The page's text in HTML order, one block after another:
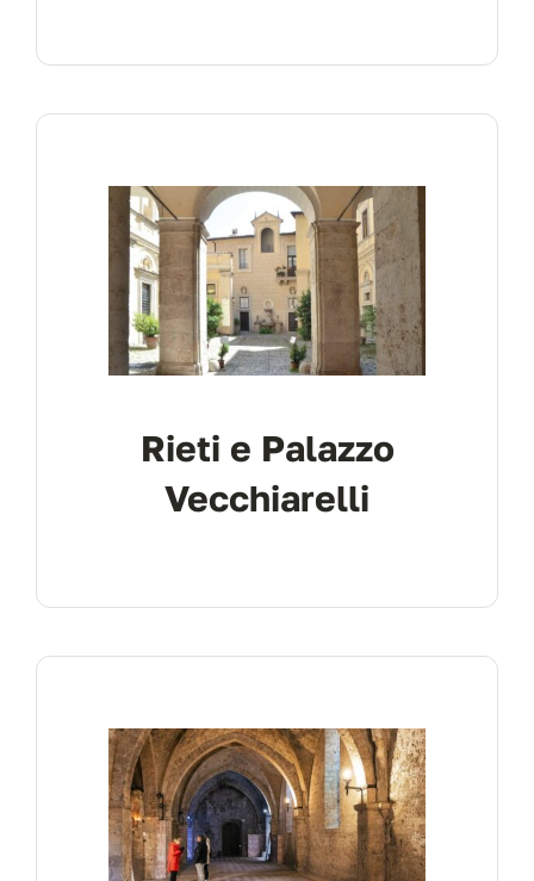
Rieti e Palazzo
Vecchiarelli